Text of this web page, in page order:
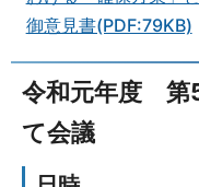
御意見書(PDF:79KB)
令和元年度 第
て会議